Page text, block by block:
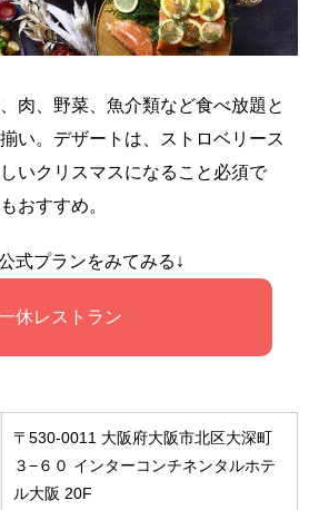
肉、野菜、魚介類など食べ放題と
い。デザートは、ストロベリース
いクリスマスになること必須で
おすすめ。
式プランをみてみる↓
休レストラン
〒530-0011 大阪府大阪市北区大深町
３−６０ インターコンチネンタルホテ
ル大阪 20F